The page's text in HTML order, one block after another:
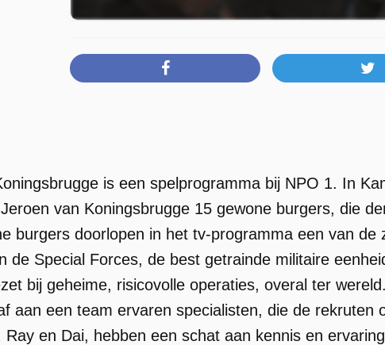
is een spelprogramma bij NPO 1. In
van Koningsbrugge 15 gewone burgers, die
burgers doorlopen in het tv-programma een van
de Special Forces, de best getrainde militaire
bij geheime, risicovolle operaties, overal ter
aan een team ervaren specialisten, die de rekruten
Ray en Dai, hebben een schat aan kennis en